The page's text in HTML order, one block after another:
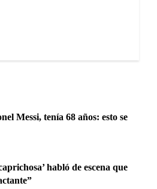
Messi, tenía 68 años: esto se
habló de escena que